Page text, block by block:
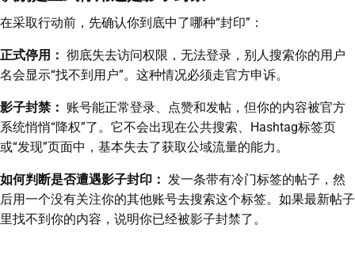
在采取行动前，先确认你到底中了哪种“封印”：
正式停用： 彻底失去访问权限，无法登录，别人搜索你的用户
名会显示“找不到用户”。这种情况必须走官方申诉。
影子封禁： 账号能正常登录、点赞和发帖，但你的内容被官方
系统悄悄“降权”了。它不会出现在公共搜索、Hashtag标签页
或“发现”页面中，基本失去了获取公域流量的能力。
如何判断是否遭遇影子封印： 发一条带有冷门标签的帖子，然
后用一个没有关注你的其他账号去搜索这个标签。如果最新帖子
里找不到你的内容，说明你已经被影子封禁了。